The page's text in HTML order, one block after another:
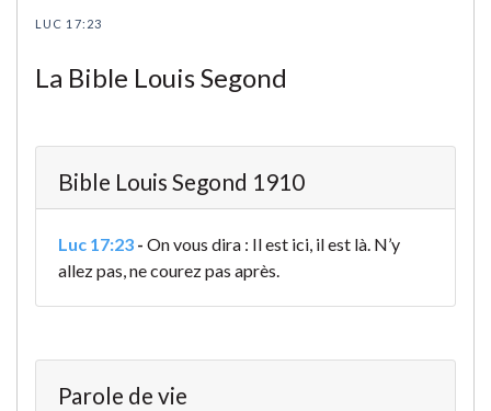
LUC 17:23
La Bible Louis Segond
Bible Louis Segond 1910
Luc 17:23 - On vous dira : Il est ici, il est là. N’y
allez pas, ne courez pas après.
Parole de vie